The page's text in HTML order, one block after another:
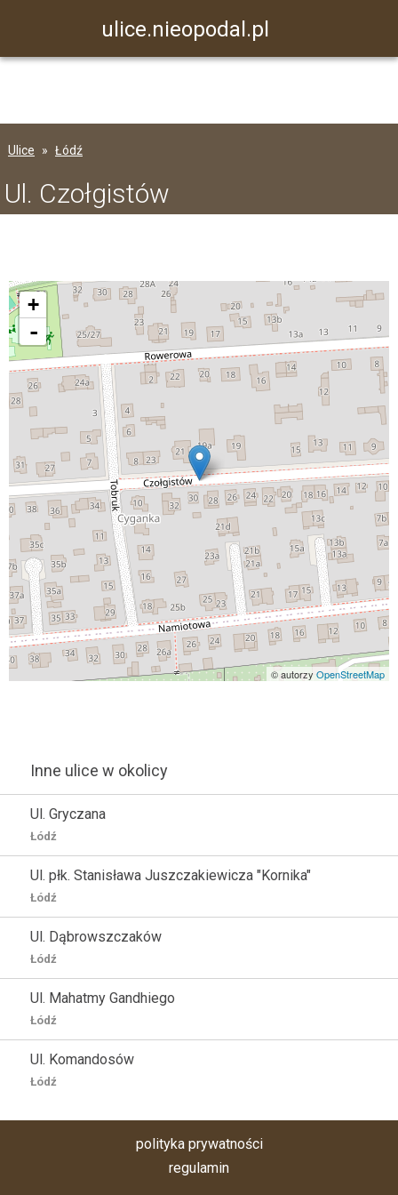
ulice.nieopodal.pl
Ulice Łódź
Ul. Czołgistów
+
-
© autorzyOpenStreetMap
Inne ulice w okolicy
Ul. Gryczana
Łódź
Ul. płk. Stanisława Juszczakiewicza "Kornika"
Łódź
Ul. Dąbrowszczaków
Łódź
Ul. Mahatmy Gandhiego
Łódź
Ul. Komandosów
Łódź
polityka prywatności
regulamin